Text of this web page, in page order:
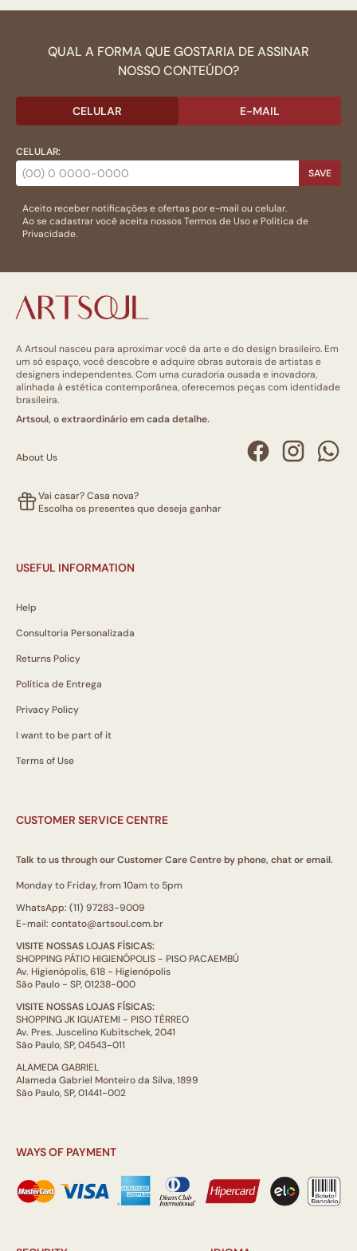
QUAL A FORMA QUE GOSTARIA DE ASSINAR
NOSSO CONTEÚDO?
CELULAR E-MAIL
CELULAR:
SAVE
Aceito receber notificações e ofertas por e-mail ou celular.
Ao se cadastrar você aceita nossosTermos de Usoe Politica de
Privacidade.
A Artsoul nasceu para aproximar você da arte e do design brasileiro. Em
um só espaço, você descobre e adquire obras autorais de artistas e
designers independentes. Com uma curadoria ousada e inovadora,
alinhada à estética contemporânea, oferecemos peças com identidade
brasileira.
Artsoul, o extraordinário em cada detalhe.
About Us
Vai casar? Casa nova?
Escolha os presentes que deseja ganhar
USEFUL INFORMATION
Help
Consultoria Personalizada
Returns Policy
Política de Entrega
Privacy Policy
I want to be part of it
Terms of Use
CUSTOMER SERVICE CENTRE
Talk to us through our Customer Care Centre by phone, chat or email.
Monday to Friday, from 10am to 5pm
WhatsApp: (11) 97283-9009
E-mail: contato@artsoul.com.br
VISITE NOSSAS LOJAS FÍSICAS:
SHOPPING PÁTIO HIGIENÓPOLIS - PISO PACAEMBÚ
Av. Higienópolis, 618 - Higienópolis
São Paulo - SP, 01238-000
VISITE NOSSAS LOJAS FÍSICAS:
SHOPPING JK IGUATEMI - PISO TÉRREO
Av. Pres. Juscelino Kubitschek, 2041
São Paulo, SP, 04543-011
ALAMEDA GABRIEL
Alameda Gabriel Monteiro da Silva, 1899
São Paulo, SP, 01441-002
WAYS OF PAYMENT